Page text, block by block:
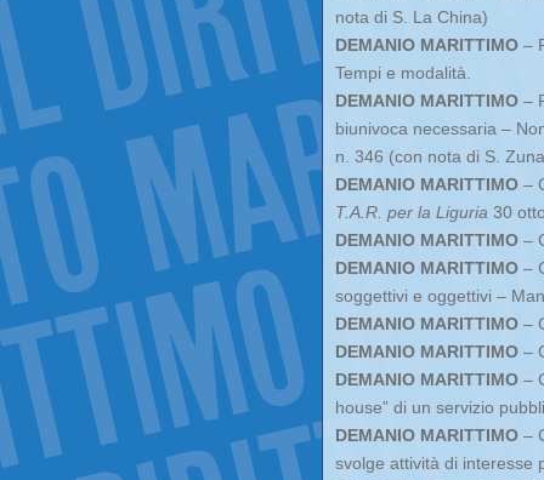
nota di S. La China)
DEMANIO MARITTIMO –
Tempi e modalità.
DEMANIO MARITTIMO –
biunivoca necessaria –
n. 346 (con nota di S.
DEMANIO MARITTIMO –
T.A.R. per la Liguria 30
DEMANIO MARITTIMO –
DEMANIO MARITTIMO –
soggettivi e oggettivi –
DEMANIO MARITTIMO –
DEMANIO MARITTIMO –
DEMANIO MARITTIMO –
house” di un servizio
DEMANIO MARITTIMO –
svolge attività di interesse